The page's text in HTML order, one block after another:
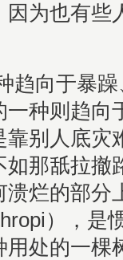
为也有些
趋向于暴
种则趋向
别人底灾
那舐拉撤
烂的部分
），是
处的一棵